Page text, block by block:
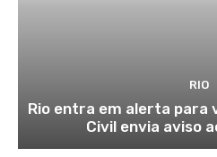
RIO
Rio entra em alerta para
Civil envia aviso